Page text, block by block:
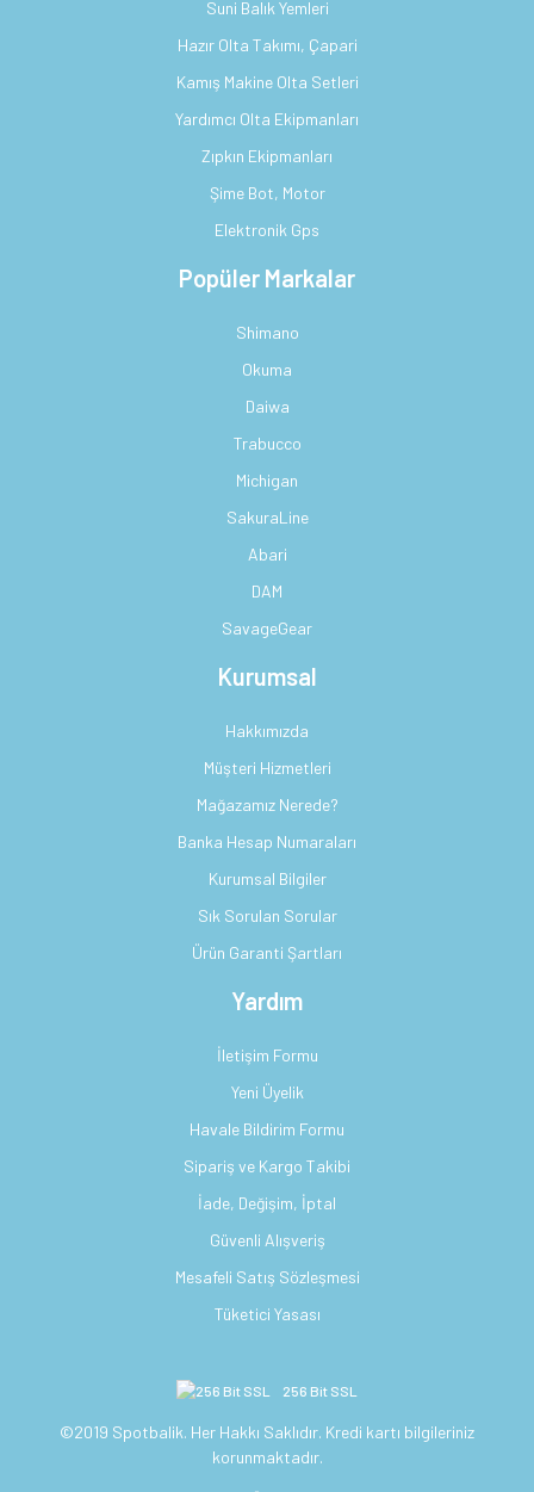
Suni Balık Yemleri
Hazır Olta Takımı, Çapari
Kamış Makine Olta Setleri
Yardımcı Olta Ekipmanları
Zıpkın Ekipmanları
Şime Bot, Motor
Elektronik Gps
Popüler Markalar
Shimano
Okuma
Daiwa
Trabucco
Michigan
SakuraLine
Abari
DAM
SavageGear
Kurumsal
Hakkımızda
Müşteri Hizmetleri
Mağazamız Nerede?
Banka Hesap Numaraları
Kurumsal Bilgiler
Sık Sorulan Sorular
Ürün Garanti Şartları
Yardım
İletişim Formu
Yeni Üyelik
Havale Bildirim Formu
Sipariş ve Kargo Takibi
İade, Değişim, İptal
Güvenli Alışveriş
Mesafeli Satış Sözleşmesi
Tüketici Yasası
256 Bit SSL
©2019 Spotbalik. Her Hakkı Saklıdır. Kredi kartı bilgileriniz
korunmaktadır.